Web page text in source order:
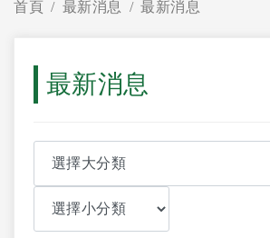
首頁 最新消息 最新消息
最新消息